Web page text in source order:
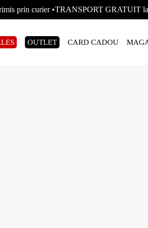
prin curier •TRANSPORT GRATUIT
OUTLET CARD CADOU